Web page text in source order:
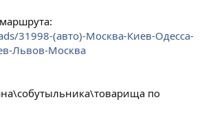
31998-(авто)-Москва-Киев-Одесса-
Львов-Москва
по